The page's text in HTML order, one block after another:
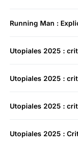
Running Man :
Utopiales 2025 :
Utopiales 2025 :
Utopiales 2025 :
Utopiales 2025 :